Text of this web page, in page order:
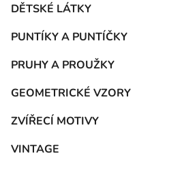
DĚTSKÉ LÁTKY
PUNTÍKY A PUNTÍČKY
PRUHY A PROUŽKY
GEOMETRICKÉ VZORY
ZVÍŘECÍ MOTIVY
VINTAGE